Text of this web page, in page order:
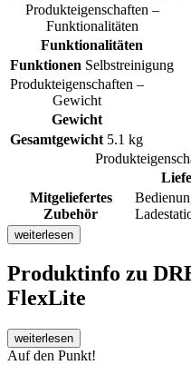
Produkteigenschaften –
Funktionalitäten
Funktionalitäten
Funktionen Selbstreinigung
Produkteigenschaften –
Gewicht
Gewicht
Gesamtgewicht 5.1 kg
Mitgeliefertes
Zubehör
weiterlesen
Produktinfo zu
FlexLite
weiterlesen
Auf den Punkt!